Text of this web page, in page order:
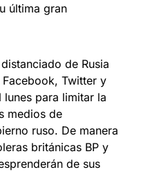
última gran
de Rusia
Twitter y
para limitar la
medios de
ruso. De manera
británicas BP y
de sus